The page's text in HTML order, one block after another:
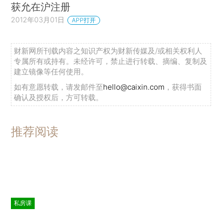
获允在沪注册
2012年03月01日 APP打开
财新网所刊载内容之知识产权为财新传媒及/或相关权利人
专属所有或持有。未经许可，禁止进行转载、摘编、复制及
建立镜像等任何使用。
如有意愿转载，请发邮件至hello@caixin.com ，获得书面
确认及授权后，方可转载。
推荐阅读
私房课